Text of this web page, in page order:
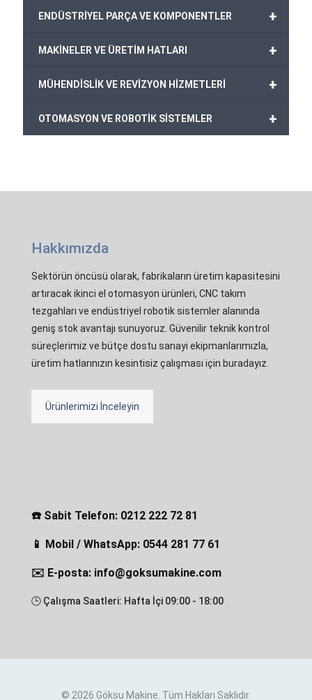
+
ENDÜSTRİYEL PARÇA VE KOMPONENTLER
+
MAKİNELER VE ÜRETİM HATLARI
+
MÜHENDİSLİK VE REVİZYON HİZMETLERİ
+
OTOMASYON VE ROBOTİK SİSTEMLER
Hakkımızda
Sektörün öncüsü olarak, fabrikaların üretim kapasitesini
artıracak ikinci el otomasyon ürünleri, CNC takım
tezgahları ve endüstriyel robotik sistemler alanında
geniş stok avantajı sunuyoruz. Güvenilir teknik kontrol
süreçlerimiz ve bütçe dostu sanayi ekipmanlarımızla,
üretim hatlarınızın kesintisiz çalışması için buradayız.
Ürünlerimizi İnceleyin
☎️ Sabit Telefon: 0212 222 72 81
📱 Mobil / WhatsApp: 0544 281 77 61
✉️ E-posta: info@goksumakine.com
🕒 Çalışma Saatleri: Hafta İçi 09:00 - 18:00